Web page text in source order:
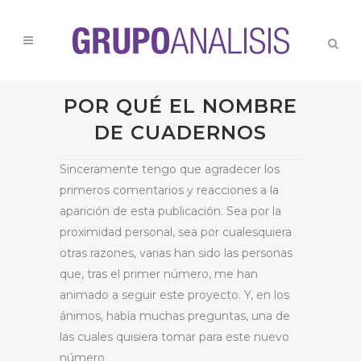
POR QUÉ EL NOMBRE
DE CUADERNOS
Sinceramente tengo que agradecer los
primeros comentarios y reacciones a la
aparición de esta publicación. Sea por la
proximidad personal, sea por cualesquiera
otras razones, varias han sido las personas
que, tras el primer número, me han
animado a seguir este proyecto. Y, en los
ánimos, había muchas preguntas, una de
las cuales quisiera tomar para este nuevo
número.